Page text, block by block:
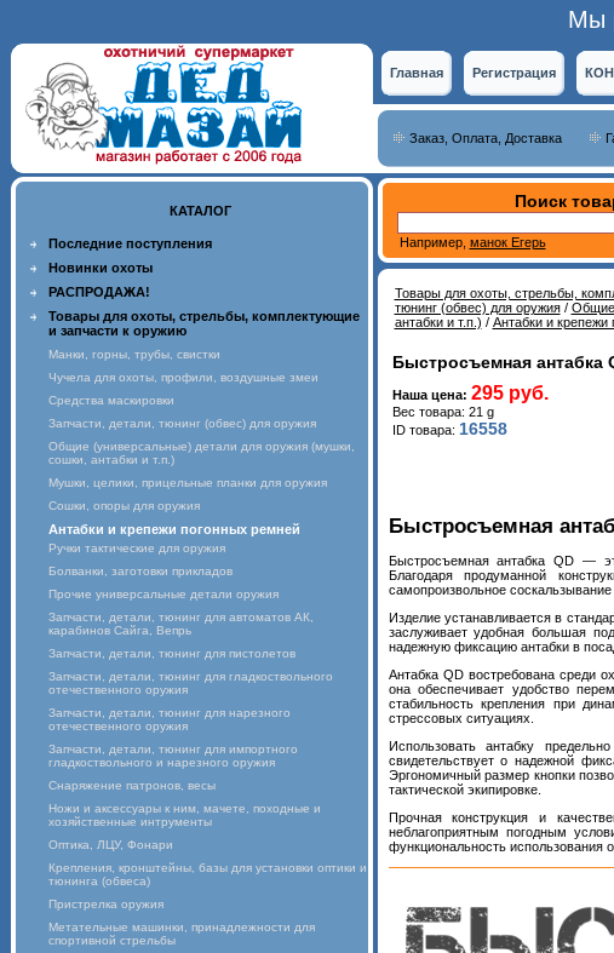
Мы
Главная Регистрация
Заказ, Оплата, Доставка
КАТАЛОГ
Последние поступления
Новинки охоты
РАСПРОДАЖА!
Товары для охоты, стрельбы, комплектующие
и запчасти к оружию
Манки, горны, трубы, свистки
Чучела для охоты, профили, воздушные змеи
Средства маскировки
Запчасти, детали, тюнинг (обвес) для оружия
Общие (универсальные) детали для оружия (мушки,
сошки, антабки и т.п.)
Мушки, целики, прицельные планки для оружия
Сошки, опоры для оружия
Антабки и крепежи погонных ремней
Ручки тактические для оружия
Болванки, заготовки прикладов
Прочие универсальные детали оружия
Запчасти, детали, тюнинг для автоматов АК,
карабинов Сайга, Вепрь
Запчасти, детали, тюнинг для пистолетов
Запчасти, детали, тюнинг для гладкоствольного
отечественного оружия
Запчасти, детали, тюнинг для нарезного
отечественного оружия
Запчасти, детали, тюнинг для импортного
гладкоствольного и нарезного оружия
Снаряжение патронов, весы
Ножи и аксессуары к ним, мачете, походные и
хозяйственные интрументы
Оптика, ЛЦУ, Фонари
Крепления, кронштейны, базы для установки оптики и
тюнинга (обвеса)
Пристрелка оружия
Метательные машинки, принадлежности для
спортивной стрельбы
Поиск
Например, манок Егерь
Товары для охоты, стрельбы,
тюнинг (обвес) для оружия/ Общие
антабки и т.п.) / Антабки и крепежи
Быстросъемная антабка
Наша цена: 295 руб.
Вес товара: 21 g
ID товара: 16558
Быстросъемная
Быстросъемная антабка QD —
Благодаря продуманной
самопроизвольное
Изделие устанавливается в
заслуживает удобная большая
надежную фиксацию антабки в
Антабка QD востребована среди
она обеспечивает удобство
стабильность крепления при
стрессовых ситуациях.
Использовать антабку
свидетельствует о надежной
Эргономичный размер кнопки
тактической экипировке.
Прочная конструкция и
неблагоприятным погодным
функциональность использования